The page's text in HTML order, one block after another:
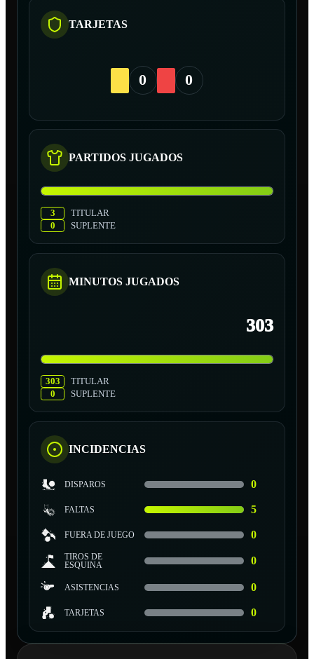
TARJETAS
0 0
PARTIDOS JUGADOS
3
TITULAR
0
SUPLENTE
MINUTOS JUGADOS
303
303
TITULAR
0
SUPLENTE
INCIDENCIAS
DISPAROS 0
FALTAS 5
FUERA DE JUEGO 0
TIROS DE
ESQUINA
0
ASISTENCIAS 0
TARJETAS 0